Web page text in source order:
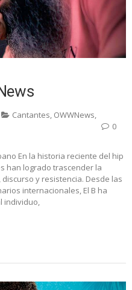
Cantantes, OWWNews,
0
En la historia reciente del hip
han logrado trascender la
y resistencia. Desde las
internacionales, El B ha
individuo,